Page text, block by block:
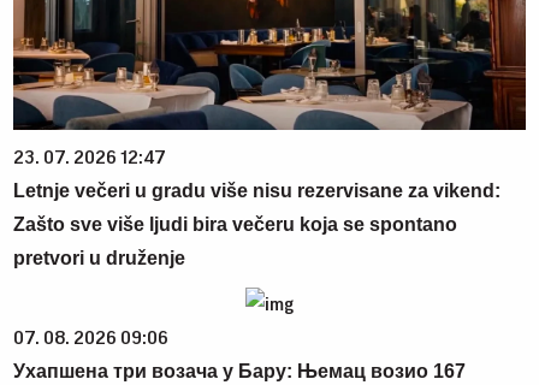
23. 07. 2026 12:47
Letnje večeri u gradu više nisu rezervisane za vikend:
Zašto sve više ljudi bira večeru koja se spontano
pretvori u druženje
07. 08. 2026 09:06
Ухапшена три возача у Бару: Њемац возио 167